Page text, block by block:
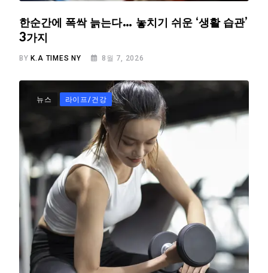
한순간에 폭싹 늙는다… 놓치기 쉬운 ‘생활 습관’
3가지
BY K.A TIMES NY 8월 7, 2026
뉴스 라이프/건강